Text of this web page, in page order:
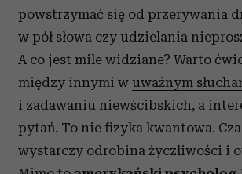
powstrzymać się od przerywania
w pół słowa czy udzielania
A co jest mile widziane? Warto
między innymi w uważnym
i zadawaniu niewścibskich, a
pytań. To nie fizyka kwantowa.
wystarczy odrobina życzliwości i